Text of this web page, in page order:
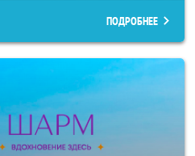
ПОДРОБНЕЕ